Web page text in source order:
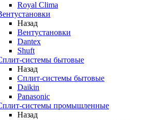
Royal Clima
Назад
Вентустановки
Dantex
Shuft
системы бытовые
Назад
Сплит-системы бытовые
Daikin
Panasonic
системы промышленные
Назад